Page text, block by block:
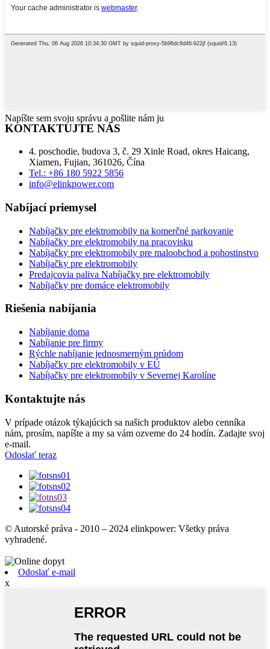
Napíšte sem svoju správu a pošlite nám ju
KONTAKTUJTE NÁS
4. poschodie, budova 3, č. 29 Xinle Road, okres Haicang,
Xiamen, Fujian, 361026, Čína
Tel.: +86 180 5922 5856
info@elinkpower.com
Nabíjací priemysel
Nabíjačky pre elektromobily na komerčné parkovanie
Nabíjačky pre elektromobily na pracovisku
Nabíjačky pre elektromobily pre maloobchod a pohostinstvo
Nabíjačky pre elektromobily
Predajcovia paliva Nabíjačky pre elektromobily
Nabíjačky pre domáce elektromobily
Riešenia nabíjania
Nabíjanie doma
Nabíjanie pre firmy
Rýchle nabíjanie jednosmerným prúdom
Nabíjačky pre elektromobily v EÚ
Nabíjačky pre elektromobily v Severnej Karolíne
Kontaktujte nás
V prípade otázok týkajúcich sa našich produktov alebo cenníka
nám, prosím, napíšte a my sa vám ozveme do 24 hodín. Zadajte svoj
e-mail.
Odoslať teraz
© Autorské práva - 2010 – 2024 elinkpower: Všetky práva
vyhradené.
Odoslať e-mail
x